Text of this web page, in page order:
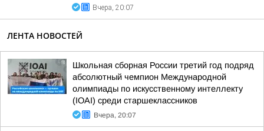
Вчера, 20:07
ЛЕНТА НОВОСТЕЙ
Школьная сборная России третий год подряд
абсолютный чемпион Международной
олимпиады по искусственному интеллекту
(IOAI) среди старшеклассников
Вчера, 20:07